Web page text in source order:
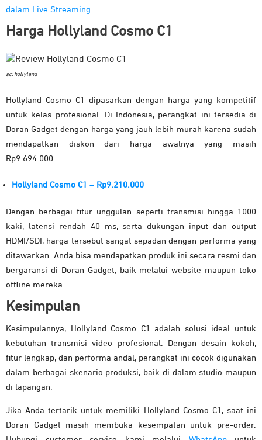
dalam Live Streaming
Harga Hollyland Cosmo C1
sc: hollyland
Hollyland Cosmo C1 dipasarkan dengan harga yang kompetitif
untuk kelas profesional. Di Indonesia, perangkat ini tersedia di
Doran Gadget dengan harga yang jauh lebih murah karena sudah
mendapatkan diskon dari harga awalnya yang masih
Rp9.694.000.
Hollyland Cosmo C1 – Rp9.210.000
Dengan berbagai fitur unggulan seperti transmisi hingga 1000
kaki, latensi rendah 40 ms, serta dukungan input dan output
HDMI/SDI, harga tersebut sangat sepadan dengan performa yang
ditawarkan. Anda bisa mendapatkan produk ini secara resmi dan
bergaransi di Doran Gadget, baik melalui website maupun toko
offline mereka.
Kesimpulan
Kesimpulannya, Hollyland Cosmo C1 adalah solusi ideal untuk
kebutuhan transmisi video profesional. Dengan desain kokoh,
fitur lengkap, dan performa andal, perangkat ini cocok digunakan
dalam berbagai skenario produksi, baik di dalam studio maupun
di lapangan.
Jika Anda tertarik untuk memiliki Hollyland Cosmo C1, saat ini
Doran Gadget masih membuka kesempatan untuk pre-order.